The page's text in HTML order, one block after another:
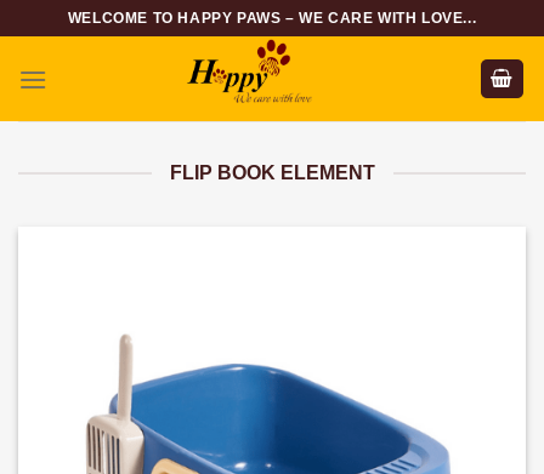
content
WELCOME TO HAPPY PAWS – WE CARE WITH LOVE...
FLIP BOOK ELEMENT